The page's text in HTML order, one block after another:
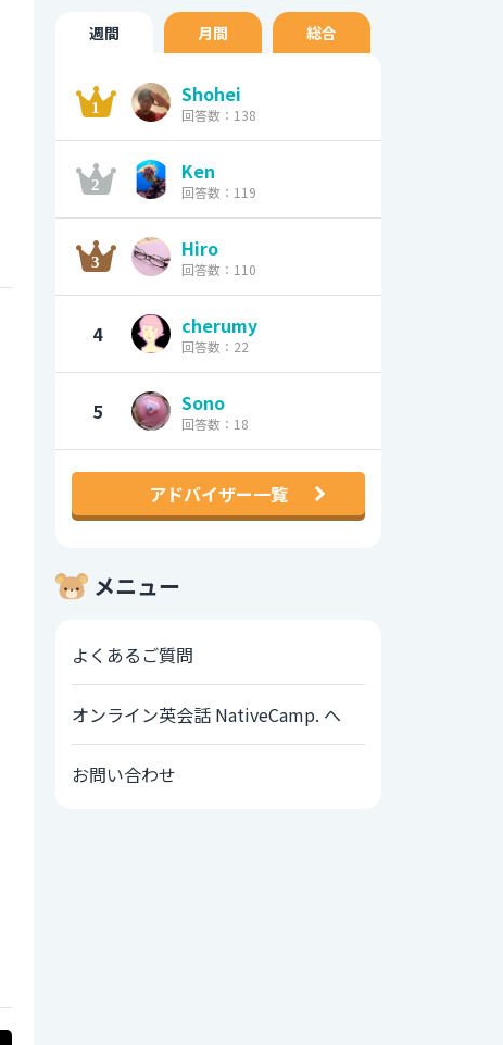
週間 月間 総合
Shohei
回答数：138
Ken
回答数：119
Hiro
回答数：110
4 cherumy
回答数：22
5 Sono
回答数：18
アドバイザー一覧
メニュー
よくあるご質問
オンライン英会話 NativeCamp. へ
お問い合わせ